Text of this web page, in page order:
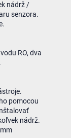
nádrž /
senzora.
RO, dva
pomocou
nádrž.